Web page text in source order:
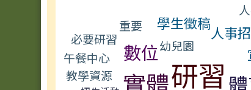
重要 學生徵稿
必要研習
人事
午餐中心 數位幼兒園
實體研習
教學資源